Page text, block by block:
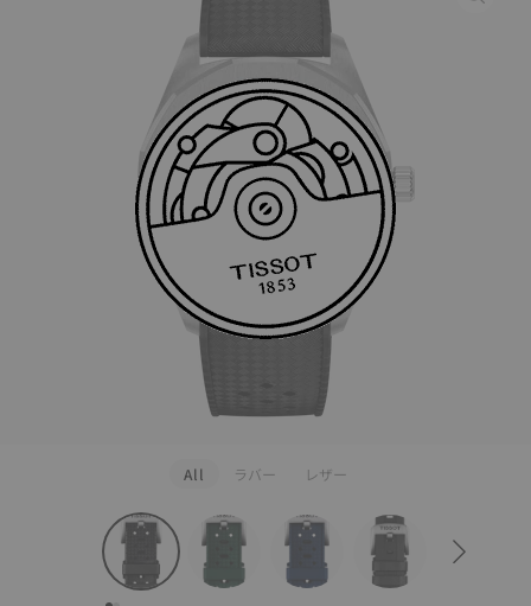
All ラバー レザー
strapConfigurator